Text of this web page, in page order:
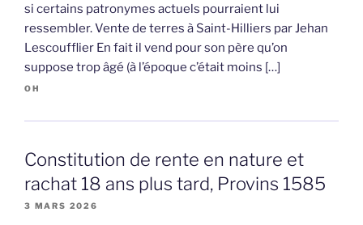
si certains patronymes actuels pourraient lui
ressembler. Vente de terres à Saint-Hilliers par Jehan
Lescoufflier En fait il vend pour son père qu’on
suppose trop âgé (à l’époque c’était moins […]
OH
Constitution de rente en nature et
rachat 18 ans plus tard, Provins 1585
3 MARS 2026